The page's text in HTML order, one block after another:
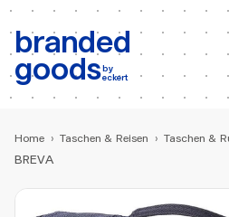
branded
goodsby
eckert
b: Produktsuche
Home › Taschen & Reisen › Taschen &
BREVA